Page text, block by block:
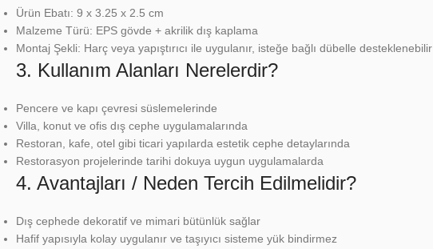
Ürün Ebatı: 9 x 3.25 x 2.5 cm
Malzeme Türü: EPS gövde + akrilik dış kaplama
Montaj Şekli: Harç veya yapıştırıcı ile uygulanır, isteğe bağlı dübelle desteklenebilir
3. Kullanım Alanları Nerelerdir?
Pencere ve kapı çevresi süslemelerinde
Villa, konut ve ofis dış cephe uygulamalarında
Restoran, kafe, otel gibi ticari yapılarda estetik cephe detaylarında
Restorasyon projelerinde tarihi dokuya uygun uygulamalarda
4. Avantajları / Neden Tercih Edilmelidir?
Dış cephede dekoratif ve mimari bütünlük sağlar
Hafif yapısıyla kolay uygulanır ve taşıyıcı sisteme yük bindirmez